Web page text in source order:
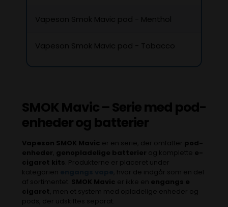
Vapeson Smok Mavic pod - Menthol
Vapeson Smok Mavic pod - Tobacco
SMOK Mavic – Serie med pod-
enheder og batterier
Vapeson SMOK Mavic er en serie, der omfatter pod-
enheder genopladelige batterier og komplette e-
cigaret kits . Produkterne er placeret under
kategorien
, hvor de indgår som en del
af sortimentet. SMOK Mavic er ikke en engangs e
cigaret , men et system med opladelige enheder og
pods, der udskiftes separat.